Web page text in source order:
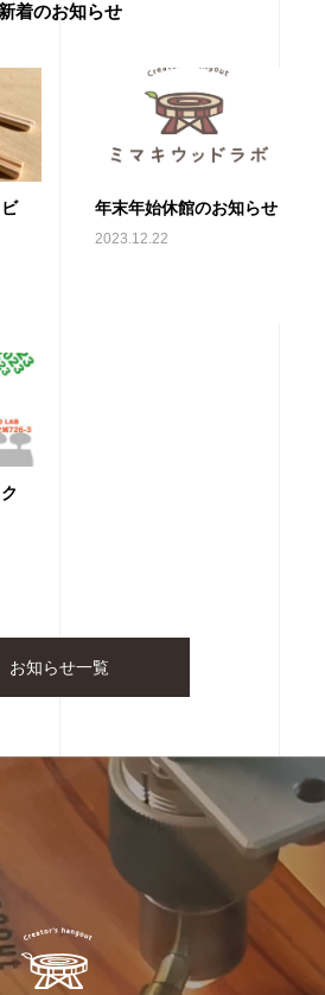
新着のお知らせ
年末年始休館のお知らせ
2023.12.22
お知らせ一覧